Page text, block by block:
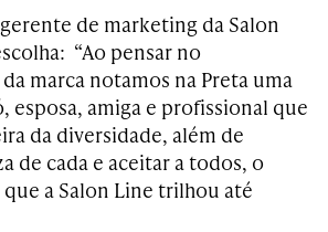
de marketing da Salon
“Ao pensar no
marca notamos na Preta uma
esposa, amiga e profissional que
da diversidade, além de
de cada e aceitar a todos, o
a Salon Line trilhou até